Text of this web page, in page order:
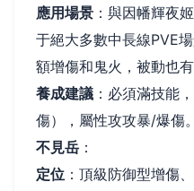
應用場景 ：與因幡輝夜
于絕大多數中長線PVE
額增傷和鬼火，被動也
養成建議 ：必須滿技能
傷），屬性攻攻暴/爆傷。
不見岳 ：
定位 ：頂級防御型增傷